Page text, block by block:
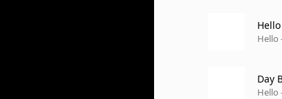
Hello
Hello
Day
Hello